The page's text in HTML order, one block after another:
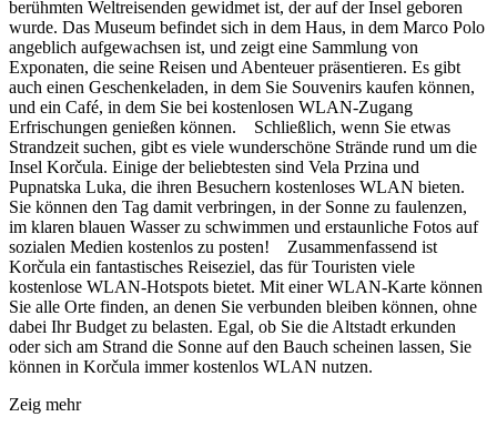
berühmten Weltreisenden gewidmet ist, der auf der Insel geboren
wurde. Das Museum befindet sich in dem Haus, in dem Marco Polo
angeblich aufgewachsen ist, und zeigt eine Sammlung von
Exponaten, die seine Reisen und Abenteuer präsentieren. Es gibt
auch einen Geschenkeladen, in dem Sie Souvenirs kaufen können,
und ein Café, in dem Sie bei kostenlosen WLAN-Zugang
Erfrischungen genießen können. Schließlich, wenn Sie etwas
Strandzeit suchen, gibt es viele wunderschöne Strände rund um die
Insel Korčula. Einige der beliebtesten sind Vela Przina und
Pupnatska Luka, die ihren Besuchern kostenloses WLAN bieten.
Sie können den Tag damit verbringen, in der Sonne zu faulenzen,
im klaren blauen Wasser zu schwimmen und erstaunliche Fotos auf
sozialen Medien kostenlos zu posten! Zusammenfassend ist
Korčula ein fantastisches Reiseziel, das für Touristen viele
kostenlose WLAN-Hotspots bietet. Mit einer WLAN-Karte können
Sie alle Orte finden, an denen Sie verbunden bleiben können, ohne
dabei Ihr Budget zu belasten. Egal, ob Sie die Altstadt erkunden
oder sich am Strand die Sonne auf den Bauch scheinen lassen, Sie
können in Korčula immer kostenlos WLAN nutzen.
Zeig mehr